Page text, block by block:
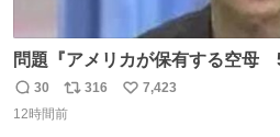
問題『アメリカが保有する空母 5つ答え
マごめん、日本」
返
信
30
リ
ポ
316
い
7,423
12時間前